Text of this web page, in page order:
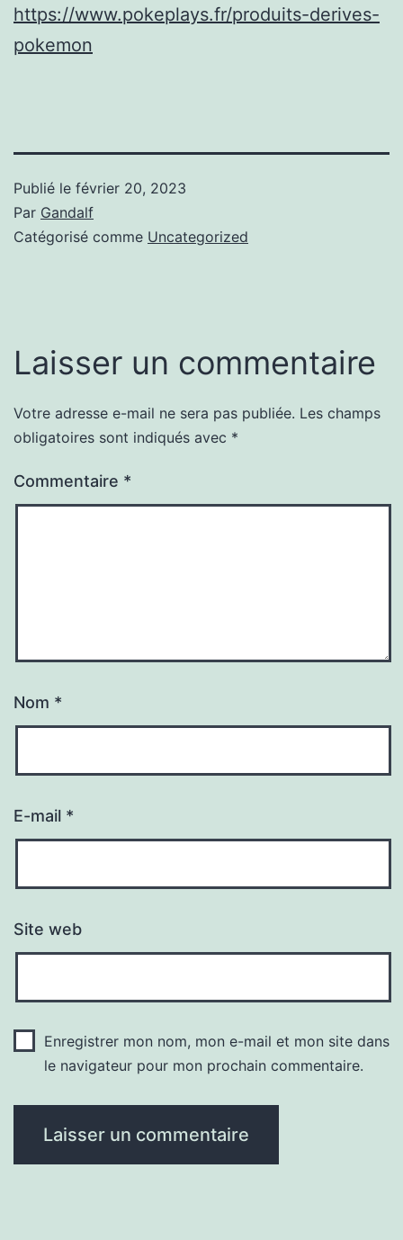
https://www.pokeplays.fr/produits-derives-
pokemon
Publié le février 20, 2023
Par Gandalf
Catégorisé comme Uncategorized
Laisser un commentaire
Votre adresse e-mail ne sera pas publiée. Les champs
obligatoires sont indiqués avec *
Commentaire *
Nom *
E-mail *
Site web
Enregistrer mon nom, mon e-mail et mon site dans
le navigateur pour mon prochain commentaire.